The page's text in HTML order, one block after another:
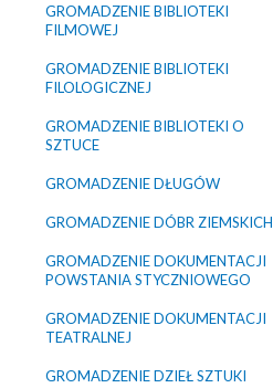
GROMADZENIE BIBLIOTEKI
FILMOWEJ
GROMADZENIE BIBLIOTEKI
FILOLOGICZNEJ
GROMADZENIE BIBLIOTEKI O
SZTUCE
GROMADZENIE DŁUGÓW
GROMADZENIE DÓBR ZIEMSKICH
GROMADZENIE DOKUMENTACJI
POWSTANIA STYCZNIOWEGO
GROMADZENIE DOKUMENTACJI
TEATRALNEJ
GROMADZENIE DZIEŁ SZTUKI